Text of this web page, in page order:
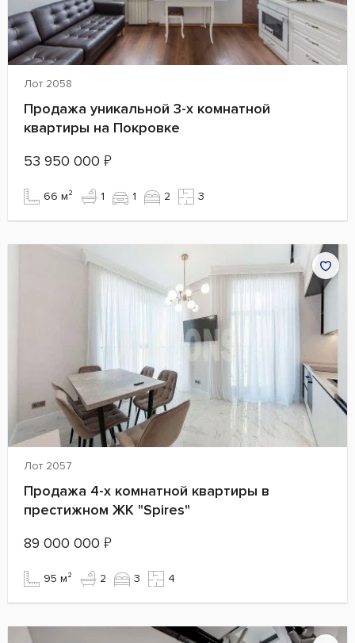
Лот 2058
Продажа уникальной 3-х комнатной
квартиры на Покровке
53 950 000 ₽
66 м² 1 1 2 3
Лот 2057
Продажа 4-х комнатной квартиры в
престижном ЖК "Spires"
89 000 000 ₽
95 м² 2 3 4